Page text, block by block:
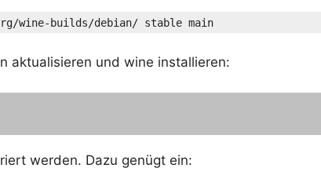
wine-builds/debian/ stable main
aktualisieren und wine installieren:
werden. Dazu genügt ein: